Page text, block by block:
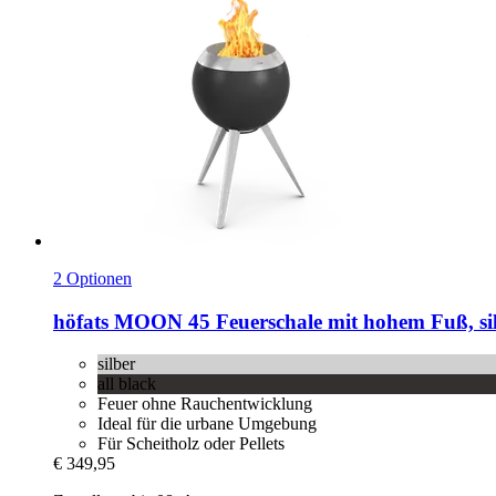
2 Optionen
höfats MOON 45 Feuerschale mit hohem Fuß,
silber
all black
Feuer ohne Rauchentwicklung
Ideal für die urbane Umgebung
Für Scheitholz oder Pellets
€ 349,95